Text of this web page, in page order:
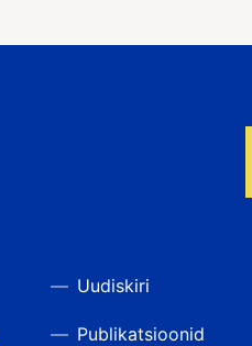
Uudiskiri
Publikatsioonid